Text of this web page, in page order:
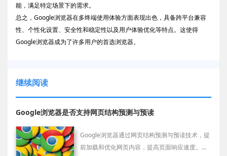
能，满足特定场景下的需求。
总之，Google浏览器在多终端使用体验方面表现出色，具备跨平台兼容
性、个性化设置、安全性和稳定性以及用户体验优化等特点。这使得
Google浏览器成为了许多用户的首选浏览器。
继续阅读
Google浏览器是否支持网页结构预测与预读
Google浏览器通过网页结构预测与预读技术，提
前加载和优化网页内容，提高页面响应速度。此